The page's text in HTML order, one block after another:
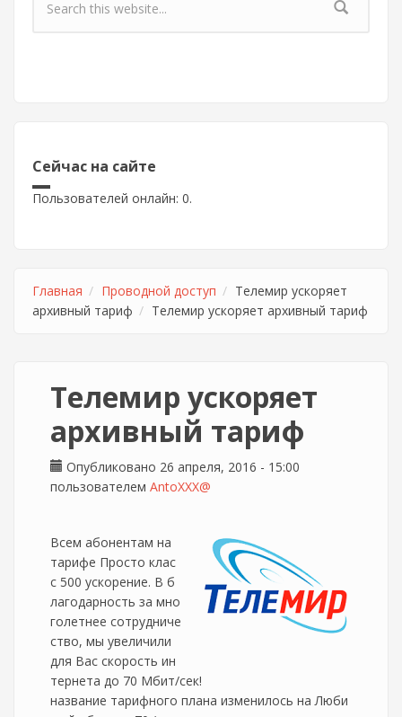
Форма поиска
Сейчас на сайте
Пользователей онлайн: 0.
Главная Проводной доступ
Телемир ускоряет
архивный тариф
Телемир ускоряет архивный тариф
Телемир ускоряет
архивный тариф
Опубликовано 26 апреля, 2016 - 15:00
пользователем AntoXXX@
Всем абонентам на
тарифе Просто клас
с 500 ускорение. В б
лагодарность за мно
голетнее сотрудниче
ство, мы увеличили
для Вас скорость ин
тернета до 70 Мбит/сек!
название тарифного плана изменилось на Люби